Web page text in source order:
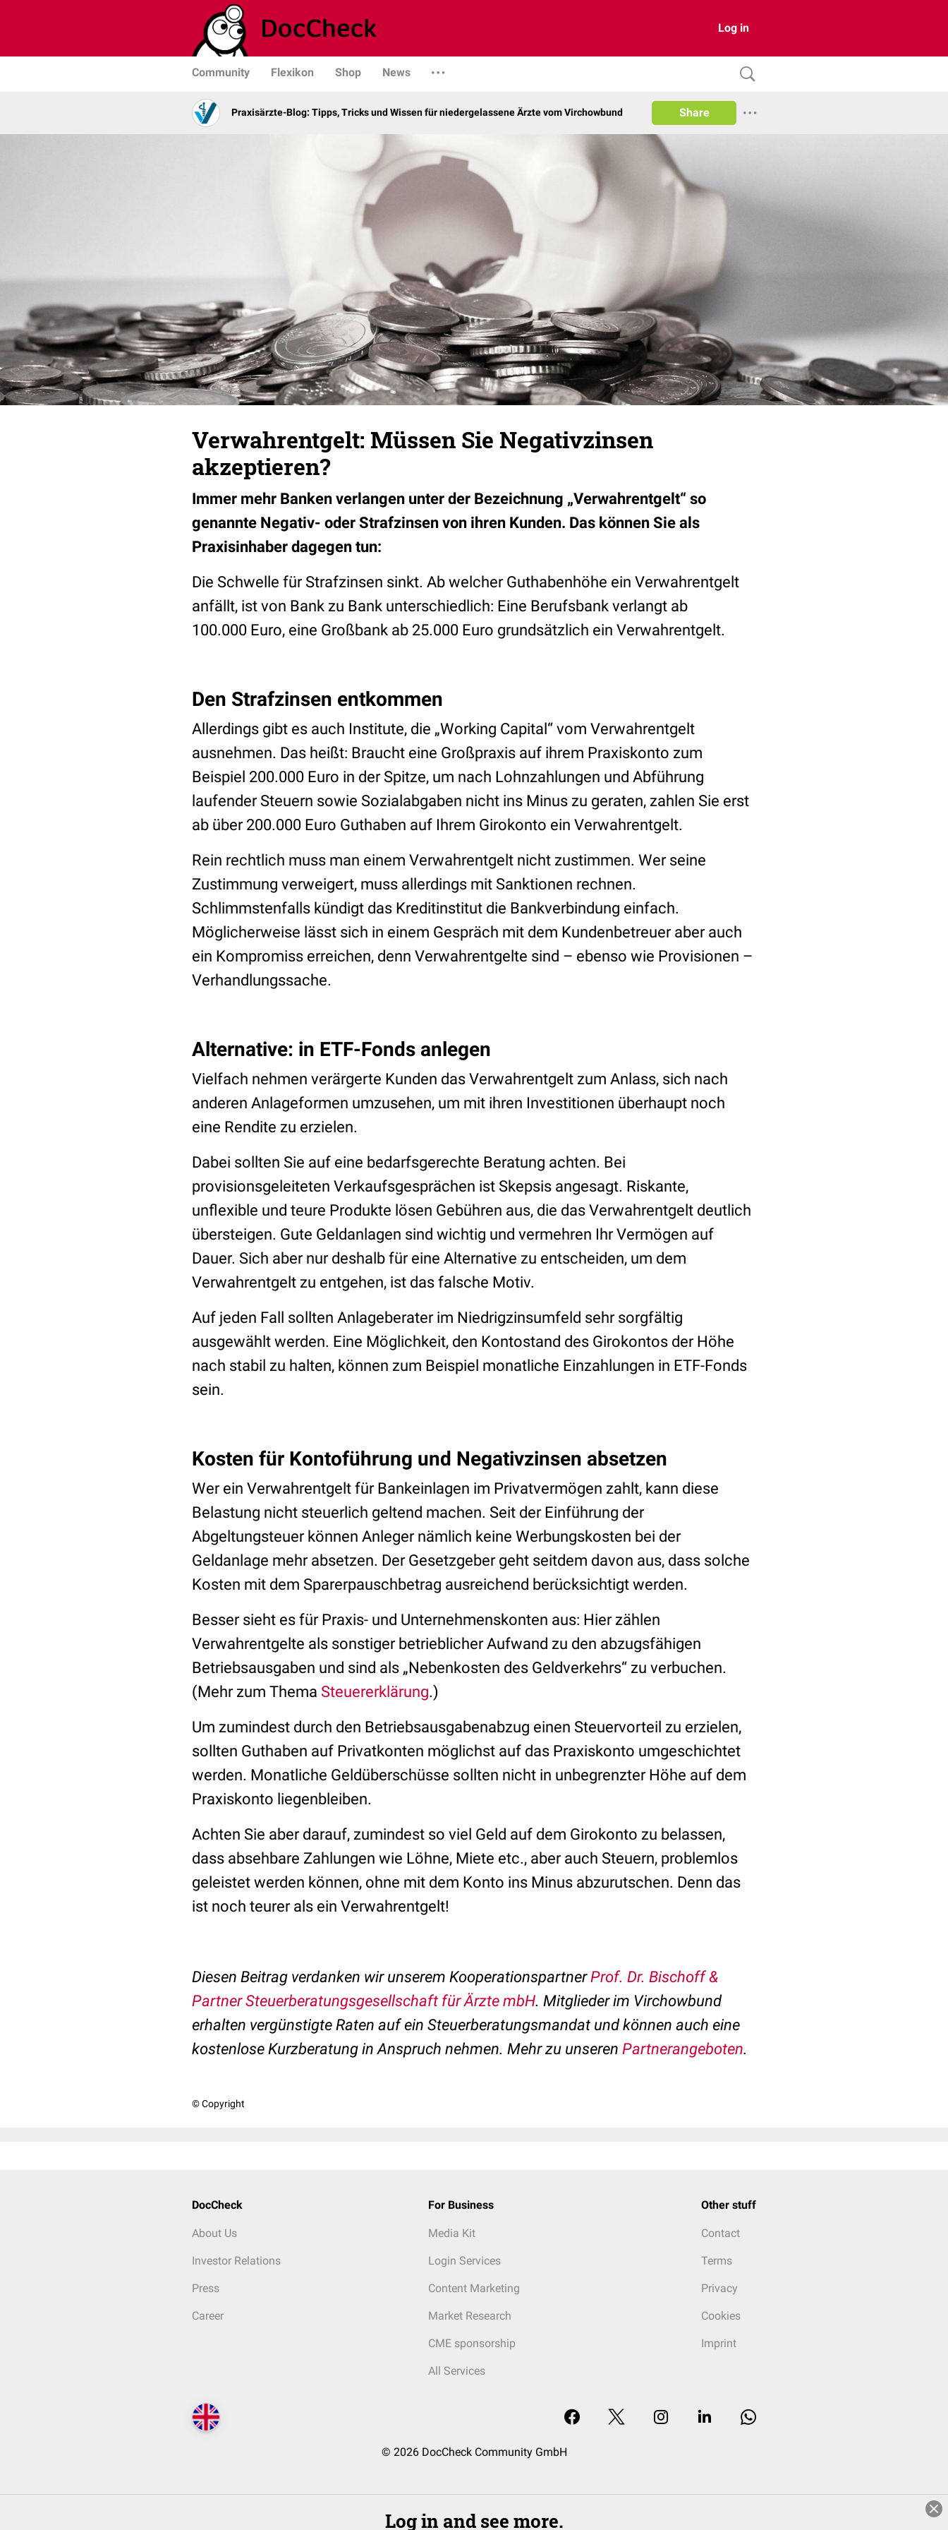
Log in
Community Flexikon Shop News
Praxisärzte-Blog: Tipps, Tricks und Wissen für niedergelassene Ärzte vom Virchowbund Share
Verwahrentgelt: Müssen Sie Negativzinsen
akzeptieren?
Immer mehr Banken verlangen unter der Bezeichnung „Verwahrentgelt“ so
genannte Negativ- oder Strafzinsen von ihren Kunden. Das können Sie als
Praxisinhaber dagegen tun:
Die Schwelle für Strafzinsen sinkt. Ab welcher Guthabenhöhe ein Verwahrentgelt
anfällt, ist von Bank zu Bank unterschiedlich: Eine Berufsbank verlangt ab
100.000 Euro, eine Großbank ab 25.000 Euro grundsätzlich ein Verwahrentgelt.
Den Strafzinsen entkommen
Allerdings gibt es auch Institute, die „Working Capital“ vom Verwahrentgelt
ausnehmen. Das heißt: Braucht eine Großpraxis auf ihrem Praxiskonto zum
Beispiel 200.000 Euro in der Spitze, um nach Lohnzahlungen und Abführung
laufender Steuern sowie Sozialabgaben nicht ins Minus zu geraten, zahlen Sie erst
ab über 200.000 Euro Guthaben auf Ihrem Girokonto ein Verwahrentgelt.
Rein rechtlich muss man einem Verwahrentgelt nicht zustimmen. Wer seine
Zustimmung verweigert, muss allerdings mit Sanktionen rechnen.
Schlimmstenfalls kündigt das Kreditinstitut die Bankverbindung einfach.
Möglicherweise lässt sich in einem Gespräch mit dem Kundenbetreuer aber auch
ein Kompromiss erreichen, denn Verwahrentgelte sind – ebenso wie Provisionen –
Verhandlungssache.
Alternative: in ETF-Fonds anlegen
Vielfach nehmen verärgerte Kunden das Verwahrentgelt zum Anlass, sich nach
anderen Anlageformen umzusehen, um mit ihren Investitionen überhaupt noch
eine Rendite zu erzielen.
Dabei sollten Sie auf eine bedarfsgerechte Beratung achten. Bei
provisionsgeleiteten Verkaufsgesprächen ist Skepsis angesagt. Riskante,
unflexible und teure Produkte lösen Gebühren aus, die das Verwahrentgelt deutlich
übersteigen. Gute Geldanlagen sind wichtig und vermehren Ihr Vermögen auf
Dauer. Sich aber nur deshalb für eine Alternative zu entscheiden, um dem
Verwahrentgelt zu entgehen, ist das falsche Motiv.
Auf jeden Fall sollten Anlageberater im Niedrigzinsumfeld sehr sorgfältig
ausgewählt werden. Eine Möglichkeit, den Kontostand des Girokontos der Höhe
nach stabil zu halten, können zum Beispiel monatliche Einzahlungen in ETF-Fonds
sein.
Kosten für Kontoführung und Negativzinsen absetzen
Wer ein Verwahrentgelt für Bankeinlagen im Privatvermögen zahlt, kann diese
Belastung nicht steuerlich geltend machen. Seit der Einführung der
Abgeltungsteuer können Anleger nämlich keine Werbungskosten bei der
Geldanlage mehr absetzen. Der Gesetzgeber geht seitdem davon aus, dass solche
Kosten mit dem Sparerpauschbetrag ausreichend berücksichtigt werden.
Besser sieht es für Praxis- und Unternehmenskonten aus: Hier zählen
Verwahrentgelte als sonstiger betrieblicher Aufwand zu den abzugsfähigen
Betriebsausgaben und sind als „Nebenkosten des Geldverkehrs“ zu verbuchen.
(Mehr zum Thema Steuererklärung.)
Um zumindest durch den Betriebsausgabenabzug einen Steuervorteil zu erzielen,
sollten Guthaben auf Privatkonten möglichst auf das Praxiskonto umgeschichtet
werden. Monatliche Geldüberschüsse sollten nicht in unbegrenzter Höhe auf dem
Praxiskonto liegenbleiben.
Achten Sie aber darauf, zumindest so viel Geld auf dem Girokonto zu belassen,
dass absehbare Zahlungen wie Löhne, Miete etc., aber auch Steuern, problemlos
geleistet werden können, ohne mit dem Konto ins Minus abzurutschen. Denn das
ist noch teurer als ein Verwahrentgelt!
Diesen Beitrag verdanken wir unserem KooperationspartnerProf. Dr. Bischoff &
Partner Steuerberatungsgesellschaft für Ärzte mbH. Mitglieder im Virchowbund
erhalten vergünstigte Raten auf ein Steuerberatungsmandat und können auch eine
kostenlose Kurzberatung in Anspruch nehmen. Mehr zu unseren Partnerangeboten.
© Copyright
DocCheck
About Us
Investor Relations
Press
Career
For Business
Media Kit
Login Services
Content Marketing
Market Research
CME sponsorship
All Services
Other stuff
Contact
Terms
Privacy
Cookies
Imprint
© 2026 DocCheck Community GmbH
Log in and see more.